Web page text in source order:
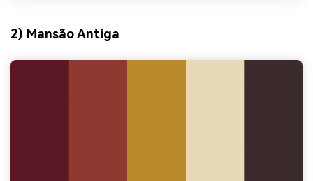
2) Mansão Antiga